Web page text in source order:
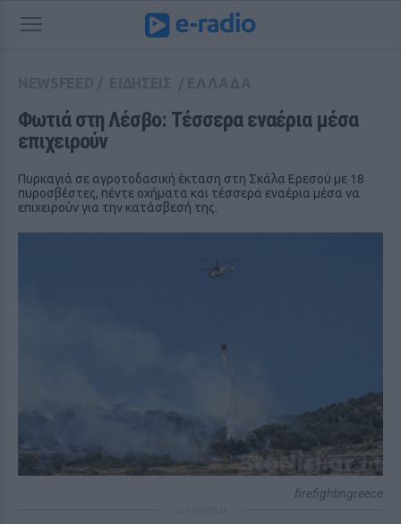
Φωτιά στη Λέσβο: Τέσσερα εναέρια μέσα
επιχειρούν
Πυρκαγιά σε αγροτοδασική έκταση στη Σκάλα Ερεσού με 18
πυροσβέστες, πέντε οχήματα και τέσσερα εναέρια μέσα να
επιχειρούν για την κατάσβεσή της.
firefightingreece